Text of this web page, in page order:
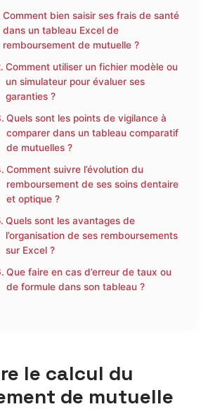
Comment bien saisir ses frais de santé
dans un tableau Excel de
remboursement de mutuelle ?
Comment utiliser un fichier modèle ou
un simulateur pour évaluer ses
garanties ?
Quels sont les points de vigilance à
comparer dans un tableau comparatif
de mutuelles ?
Comment suivre l’évolution du
remboursement de ses soins dentaire
et optique ?
Quels sont les avantages de
l’organisation de ses remboursements
sur Excel ?
Que faire en cas d’erreur de taux ou
de formule dans son tableau ?
le calcul du
de mutuelle